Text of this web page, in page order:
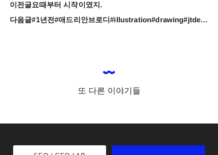
이전글요때부터 시작이였지.
다음글
#1년전#애드리안브로디#illustration#drawing#jtdesignlife
또 다른 이야기들